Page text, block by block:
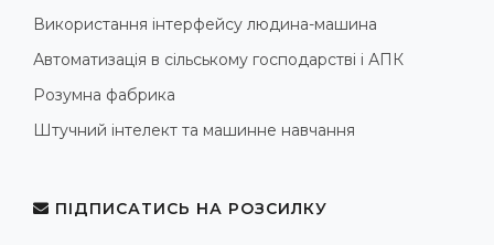
Використання інтерфейсу людина-машина
Автоматизація в сільському господарстві і АПК
Розумна фабрика
Штучний інтелект та машинне навчання
ПІДПИСАТИСЬ НА РОЗСИЛКУ